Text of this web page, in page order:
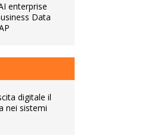
enterprise
Data
digitale il
nei sistemi